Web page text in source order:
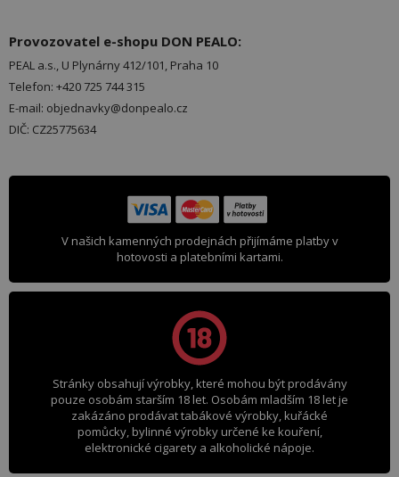
Provozovatel e-shopu DON PEALO:
PEAL a.s., U Plynárny 412/101, Praha 10
Telefon: +420 725 744 315
E-mail: objednavky@donpealo.cz
DIČ: CZ25775634
V našich kamenných prodejnách přijímáme platby v
hotovosti a platebními kartami.
Stránky obsahují výrobky, které mohou být prodávány
pouze osobám starším 18 let. Osobám mladším 18 let je
zakázáno prodávat tabákové výrobky, kuřácké
pomůcky, bylinné výrobky určené ke kouření,
elektronické cigarety a alkoholické nápoje.